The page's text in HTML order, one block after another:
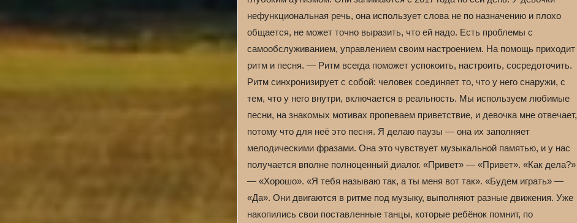
нефункциональная речь, она использует слова не по назначению и плохо
общается, не может точно выразить, что ей надо. Есть проблемы с
самообслуживанием, управлением своим настроением. На помощь приходит
ритм и песня. — Ритм всегда поможет успокоить, настроить, сосредоточить.
Ритм синхронизирует с собой: человек соединяет то, что у него снаружи, с
тем, что у него внутри, включается в реальность. Мы используем любимые
песни, на знакомых мотивах пропеваем приветствие, и девочка мне отвечает,
потому что для неё это песня. Я делаю паузы — она их заполняет
мелодическими фразами. Она это чувствует музыкальной памятью, и у нас
получается вполне полноценный диалог. «Привет» — «Привет». «Как дела?»
— «Хорошо». «Я тебя называю так, а ты меня вот так». «Будем играть» —
«Да». Они двигаются в ритме под музыку, выполняют разные движения. Уже
накопились свои поставленные танцы, которые ребёнок помнит, по